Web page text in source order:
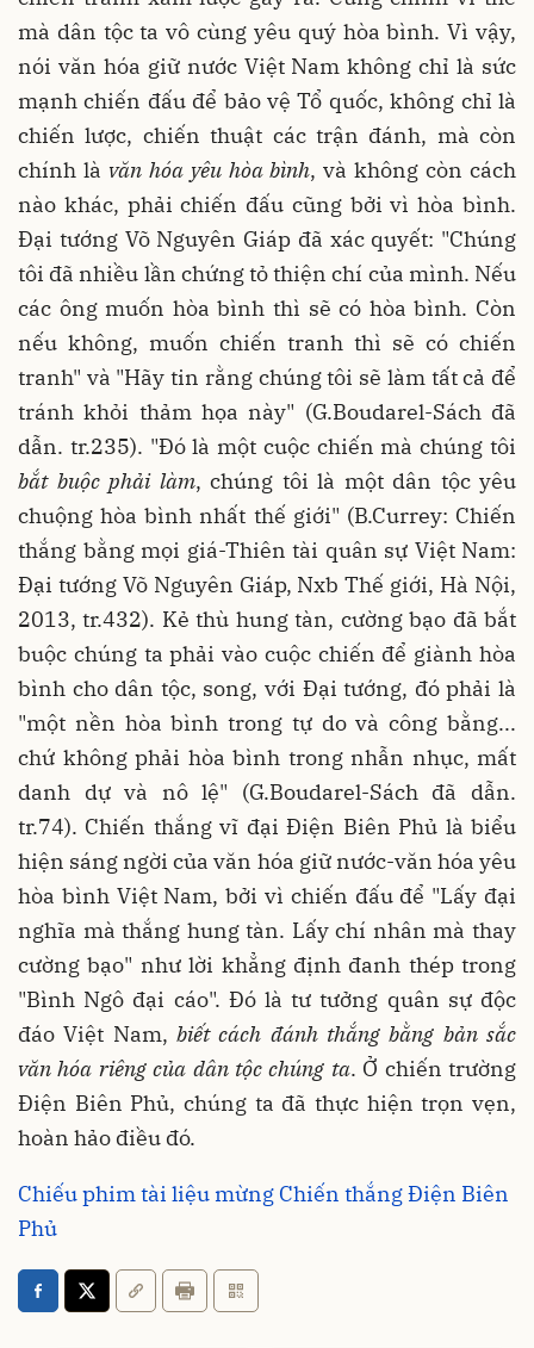
mà dân tộc ta vô cùng yêu quý hòa bình. Vì vậy,
nói văn hóa giữ nước Việt Nam không chỉ là sức
mạnh chiến đấu để bảo vệ Tổ quốc, không chỉ là
chiến lược, chiến thuật các trận đánh, mà còn
chính là văn hóa yêu hòa bình, và không còn cách
nào khác, phải chiến đấu cũng bởi vì hòa bình.
Đại tướng Võ Nguyên Giáp đã xác quyết: "Chúng
tôi đã nhiều lần chứng tỏ thiện chí của mình. Nếu
các ông muốn hòa bình thì sẽ có hòa bình. Còn
nếu không, muốn chiến tranh thì sẽ có chiến
tranh" và "Hãy tin rằng chúng tôi sẽ làm tất cả để
tránh khỏi thảm họa này" (G.Boudarel-Sách đã
dẫn. tr.235). "Đó là một cuộc chiến mà chúng tôi
bắt buộc phải làm, chúng tôi là một dân tộc yêu
chuộng hòa bình nhất thế giới" (B.Currey: Chiến
thắng bằng mọi giá-Thiên tài quân sự Việt Nam:
Đại tướng Võ Nguyên Giáp, Nxb Thế giới, Hà Nội,
2013, tr.432). Kẻ thù hung tàn, cường bạo đã bắt
buộc chúng ta phải vào cuộc chiến để giành hòa
bình cho dân tộc, song, với Đại tướng, đó phải là
"một nền hòa bình trong tự do và công bằng...
chứ không phải hòa bình trong nhẫn nhục, mất
danh dự và nô lệ" (G.Boudarel-Sách đã dẫn.
tr.74). Chiến thắng vĩ đại Điện Biên Phủ là biểu
hiện sáng ngời của văn hóa giữ nước-văn hóa yêu
hòa bình Việt Nam, bởi vì chiến đấu để "Lấy đại
nghĩa mà thắng hung tàn. Lấy chí nhân mà thay
cường bạo" như lời khẳng định đanh thép trong
"Bình Ngô đại cáo". Đó là tư tưởng quân sự độc
đáo Việt Nam, biết cách đánh thắng bằng bản sắc
văn hóa riêng của dân tộc chúng ta. Ở chiến trường
Điện Biên Phủ, chúng ta đã thực hiện trọn vẹn,
hoàn hảo điều đó.
Chiếu phim tài liệu mừng Chiến thắng Điện Biên
Phủ